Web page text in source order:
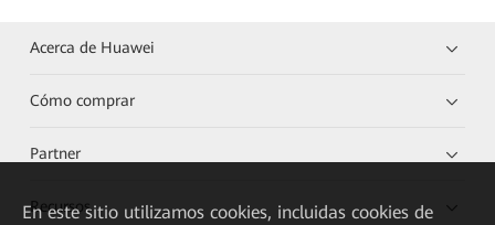
Acerca de Huawei
Cómo comprar
Partner
Recursos
En este sitio utilizamos cookies, incluidas cookies de